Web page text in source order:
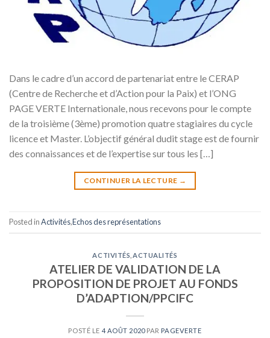
Dans le cadre d’un accord de partenariat entre le CERAP
(Centre de Recherche et d’Action pour la Paix) et l’ONG
PAGE VERTE Internationale, nous recevons pour le compte
de la troisième (3ème) promotion quatre stagiaires du cycle
licence et Master. L’objectif général dudit stage est de fournir
des connaissances et de l’expertise sur tous les […]
CONTINUER LA LECTURE →
Posted inActivités,Echos des représentations
ACTIVITÉS ACTUALITÉS
ATELIER DE VALIDATION DE LA
PROPOSITION DE PROJET AU FONDS
D’ADAPTION/PPCIFC
POSTÉ LE 4 AOÛT 2020PAR PAGEVERTE